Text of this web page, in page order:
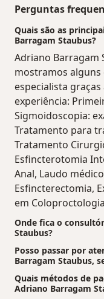
Perguntas
Quais são as
Barragam Staubus?
Adriano Barragam
mostramos alguns
especialista
experiência:
Sigmoidoscopia:
Tratamento para
Tratamento
Esfincterotomia
Anal, Laudo
Esfincterectomia,
em
Onde fica o
Staubus?
Posso passar por
Barragam Staubus,
Quais métodos de
Adriano Barragam